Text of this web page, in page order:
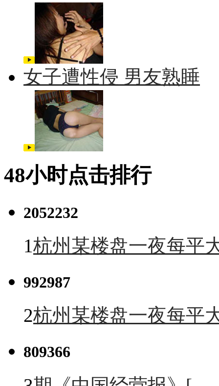
女子遭性侵 男友熟睡
48小时点击排行
2052232
1杭州某楼盘一夜每平
992987
2杭州某楼盘一夜每平
809366